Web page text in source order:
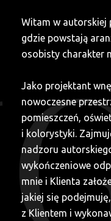
Witam w autorskiej
gdzie powstają
osobisty charakter
Jako projektant
nowoczesne
pomieszczeń,
i kolorystyki.
nadzoru
wykończeniowe
mnie i Klienta
jakiej się
z Klientem i